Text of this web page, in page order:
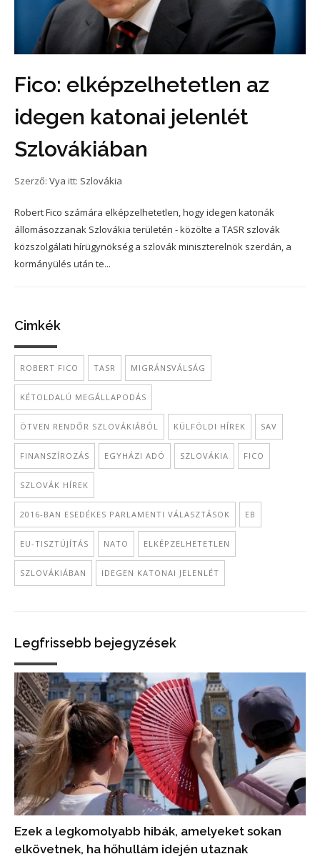
Fico: elképzelhetetlen az
idegen katonai jelenlét
Szlovákiában
Szerző: Vya itt: Szlovákia
Robert Fico számára elképzelhetetlen, hogy idegen katonák
állomásozzanak Szlovákia területén - közölte a TASR szlovák
közszolgálati hírügynökség a szlovák miniszterelnök szerdán, a
kormányülés után te...
Cimkék
ROBERT FICO TASR MIGRÁNSVÁLSÁG
KÉTOLDALÚ MEGÁLLAPODÁS
ÖTVEN RENDŐR SZLOVÁKIÁBÓL KÜLFÖLDI HÍREK SAV
FINANSZÍROZÁS EGYHÁZI ADÓ SZLOVÁKIA FICO
SZLOVÁK HÍREK
2016-BAN ESEDÉKES PARLAMENTI VÁLASZTÁSOK EB
EU-TISZTÚJÍTÁS NATO ELKÉPZELHETETLEN
SZLOVÁKIÁBAN IDEGEN KATONAI JELENLÉT
Legfrissebb bejegyzések
Ezek a legkomolyabb hibák, amelyeket sokan
elkövetnek, ha hőhullám idején utaznak